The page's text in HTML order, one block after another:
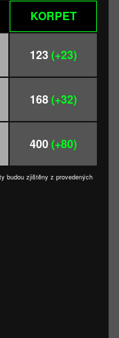
KORPET
123(+23)
168(+32)
400(+80)
budou zjištěny z provedených